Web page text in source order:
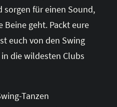
sorgen für einen Sound,
Beine geht. Packt eure
euch von den Swing
die wildesten Clubs
Tanzen